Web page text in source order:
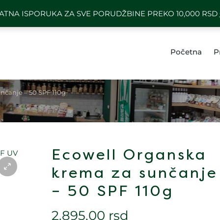
ISPORUKA ZA SVE PORUDŽBINE PREKO 10,000 RSD
64 1101 494 BESPLATNA
Početna
– 50 SPF 110g
Ecowell Organska
krema za sunčanje
– 50 SPF 110g
2.895,00 rsd